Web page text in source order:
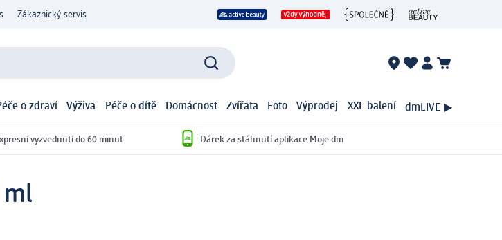
Zákaznický servis
o zdraví Výživa Péče o dítě Domácnost Zvířata Foto Výprodej XXL balení dmLIVE ▶
vyzvednutí do 60 minut Dárek za stáhnutí aplikace Moje dm
ml